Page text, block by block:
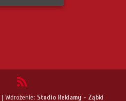
| Wdrożenie: Studio Reklamy - Ząbki